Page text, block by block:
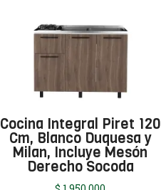
Cocina Integral Piret 120
Cm, Blanco Duquesa y
Milan, Incluye Mesón
Derecho Socoda